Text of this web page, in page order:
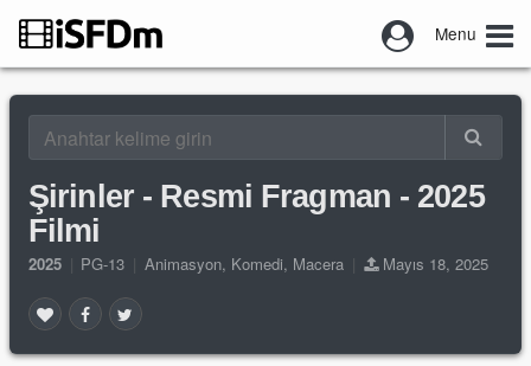
Menu
Şirinler - Resmi Fragman - 2025
Filmi
2025 PG-13 Animasyon, Komedi, Macera Mayıs 18, 2025